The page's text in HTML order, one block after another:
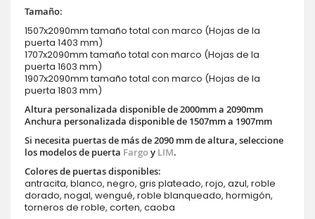
Tamaño:
1507x2090mm tamaño total con marco (Hojas de la
puerta 1403 mm)
1707x2090mm tamaño total con marco (Hojas de la
puerta 1603 mm)
1907x2090mm tamaño total con marco (Hojas de la
puerta 1803 mm)
Altura personalizada disponible de 2000mm a 2090mm
Anchura personalizada disponible de 1507mm a 1907mm
Si necesita puertas de más de 2090 mm de altura, seleccione
los modelos de puerta Fargoy LIM.
Colores de puertas disponibles:
antracita, blanco, negro, gris plateado, rojo, azul, roble
dorado, nogal, wengué, roble blanqueado, hormigón,
torneros de roble, corten, caoba